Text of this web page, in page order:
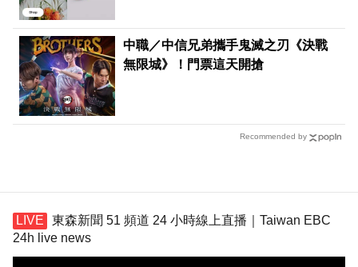
中職／中信兄弟攜手鬼滅之刃《決戰
無限城》！門票這天開搶
Recommended by
東森新聞 51 頻道 24 小時線上直播｜Taiwan EBC
24h live news